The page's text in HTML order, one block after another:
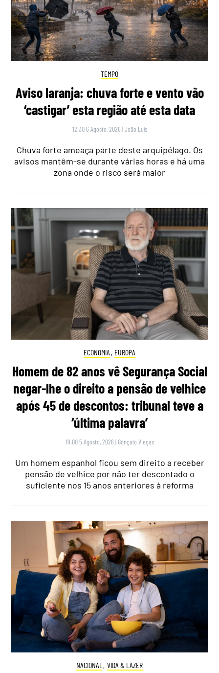
TEMPO
Aviso laranja: chuva forte e vento vão
‘castigar’ esta região até esta data
12:30 6 Agosto, 2026 |João Luís
Chuva forte ameaça parte deste arquipélago. Os
avisos mantêm-se durante várias horas e há uma
zona onde o risco será maior
ECONOMIA , EUROPA
Homem de 82 anos vê Segurança Social
negar-lhe o direito a pensão de velhice
após 45 de descontos: tribunal teve a
‘última palavra’
19:00 5 Agosto, 2026 | Gonçalo Viegas
Um homem espanhol ficou sem direito a receber
pensão de velhice por não ter descontado o
suficiente nos 15 anos anteriores à reforma
NACIONAL , VIDA & LAZER